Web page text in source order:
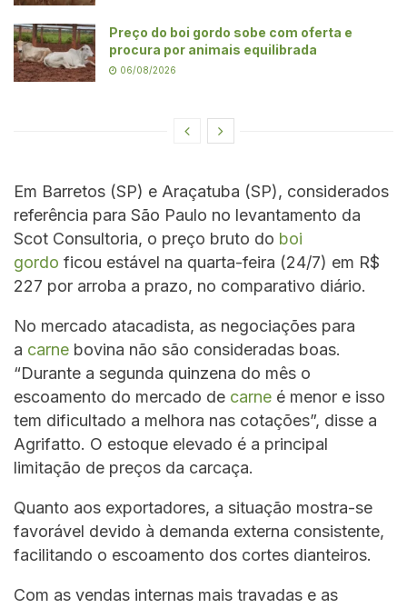
Preço do boi gordo sobe com oferta e
procura por animais equilibrada
06/08/2026
Em Barretos (SP) e Araçatuba (SP), considerados
referência para São Paulo no levantamento da
Scot Consultoria, o preço bruto do boi
gordo ficou estável na quarta-feira (24/7) em R$
227 por arroba a prazo, no comparativo diário.
No mercado atacadista, as negociações para
a carne bovina não são consideradas boas.
“Durante a segunda quinzena do mês o
escoamento do mercado de carne é menor e isso
tem dificultado a melhora nas cotações”, disse a
Agrifatto. O estoque elevado é a principal
limitação de preços da carcaça.
Quanto aos exportadores, a situação mostra-se
favorável devido à demanda externa consistente,
facilitando o escoamento dos cortes dianteiros.
Com as vendas internas mais travadas e as